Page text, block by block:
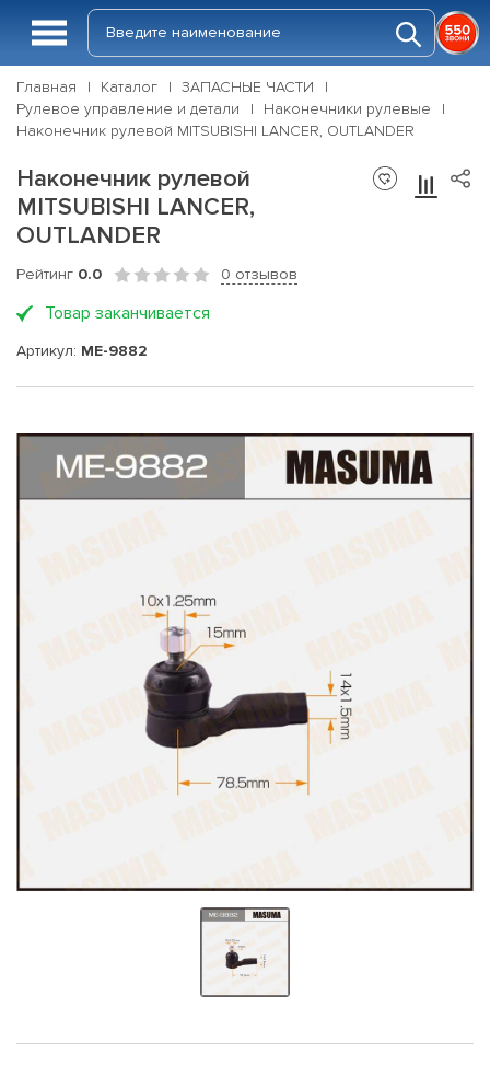
Главная Каталог
ЗАПАСНЫЕ ЧАСТИ
Рулевое управление и детали
Наконечники рулевые
Наконечник рулевой MITSUBISHI LANCER, OUTLANDER
Наконечник рулевой
MITSUBISHI LANCER,
OUTLANDER
Рейтинг 0.0 0 отзывов
Товар заканчивается
Артикул: ME-9882